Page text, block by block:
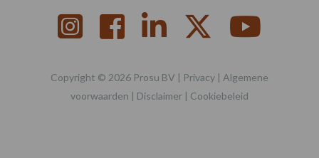
Copyright © 2026 Prosu BV | Privacy | Algemene
voorwaarden | Disclaimer | Cookiebeleid